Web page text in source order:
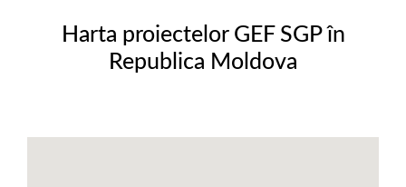
Harta proiectelor GEF SGP în
Republica Moldova